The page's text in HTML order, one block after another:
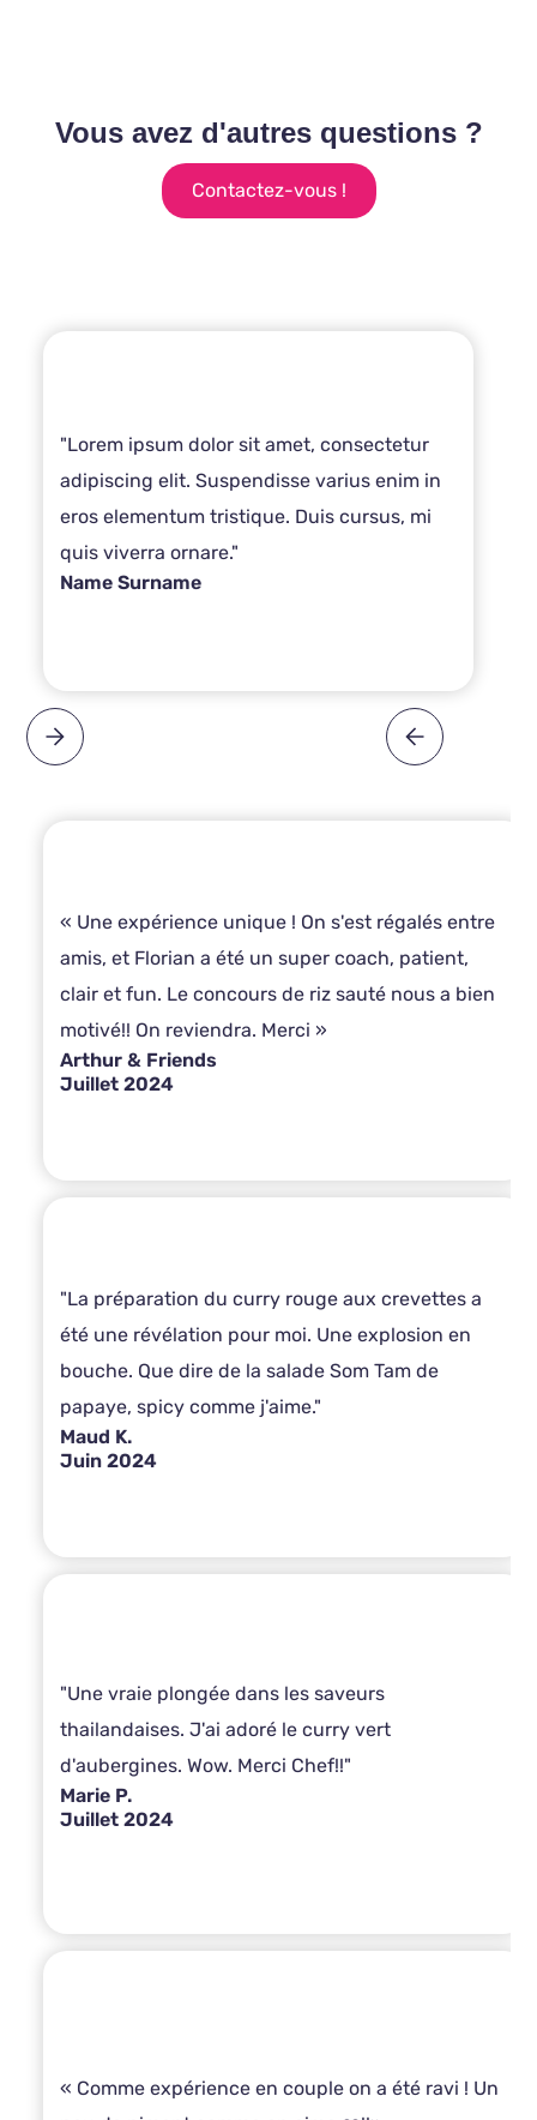
Vous avez d'autres questions ?
Contactez-vous !
"Lorem ipsum dolor sit amet, consectetur
adipiscing elit. Suspendisse varius enim in
eros elementum tristique. Duis cursus, mi
quis viverra ornare."
Name Surname
« Une expérience unique ! On s'est régalés entre
amis, et Florian a été un super coach, patient,
clair et fun. Le concours de riz sauté nous a bien
motivé!! On reviendra. Merci »
Arthur & Friends
Juillet 2024
"La préparation du curry rouge aux crevettes a
été une révélation pour moi. Une explosion en
bouche. Que dire de la salade Som Tam de
papaye, spicy comme j'aime."
Maud K.
Juin 2024
"Une vraie plongée dans les saveurs
thailandaises. J'ai adoré le curry vert
d'aubergines. Wow. Merci Chef!!"
Marie P.
Juillet 2024
« Comme expérience en couple on a été ravi ! Un